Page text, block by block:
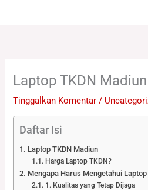
Laptop TKDN Madiun
Tinggalkan Komentar /
Daftar Isi
Laptop TKDN Madiun
Harga Laptop TKDN?
Mengapa Harus Mengetahui
1. Kualitas yang Tetap Dijaga